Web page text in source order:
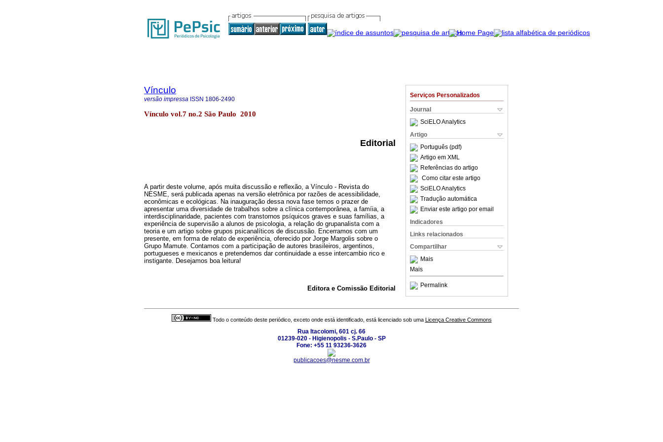
Serviços Personalizados
Journal
SciELO Analytics
Artigo
Português (pdf)
Artigo em XML
Referências do artigo
Como citar este artigo
SciELO Analytics
Tradução automática
Enviar este artigo por email
Indicadores
Links relacionados
Compartilhar
Mais
Mais
Permalink
Vínculo
versão impressa ISSN 1806-2490
Vínculo vol.7 no.2 São Paulo 2010
Editorial
A partir deste volume, após muita discussão e reflexão, a Vínculo - Revista do
NESME, será publicada apenas na versão eletrônica por razões de acessibilidade,
econômicas e ecológicas. Na inauguração dessa nova fase temos o prazer de
apresentar uma diversidade de trabalhos sobre a clínica contemporânea, a famíia, a
interdisciplinaridade, pacientes com transtornos psíquicos graves e suas famílias, a
experiência de supervisão a alunos de psicologia, a relação do grupanalista com a
teoria e um artigo sobre grupos psicanalíticos de discussão. Encerramos com um
presente, em forma de relato de experiência, oferecido por Jorge Margolis sobre o
Grupo Mamute. Contamos com a participação de autores brasileiros, argentinos,
portugueses e mexicanos e pretendemos dar continuidade a esse intercambio rico e
instigante. Desejamos boa leitura!
Editora e Comissão Editorial
Todo o conteúdo deste periódico, exceto onde está identificado, está licenciado sob uma Licença Creative Commons
Rua Itacolomi, 601 cj. 66
01239-020 - Higienopolis - S.Paulo - SP
Fone: +55 11 93236-3626
publicacoes@nesme.com.br